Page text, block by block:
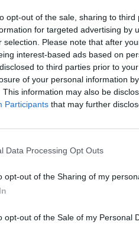
opt-out of the sale, sharing to
for targeted advertising by
selection. Please note that after
interest-based ads based on
to third parties prior to
of your personal information
This information may also be
Participants that may further
Data Processing Opt Outs
opt-out of the Sharing of my
opt-out of the Sale of my Personal
Rosi